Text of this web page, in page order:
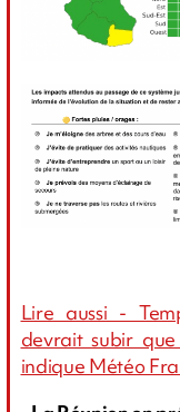
Lire aussi -
devrait subir
indique Météo